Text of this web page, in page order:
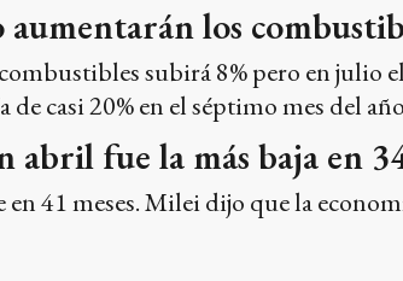
aumentarán los
subirá 8% pero en julio el
casi 20% en el séptimo mes del
abril fue la más baja en
41 meses. Milei dijo que la